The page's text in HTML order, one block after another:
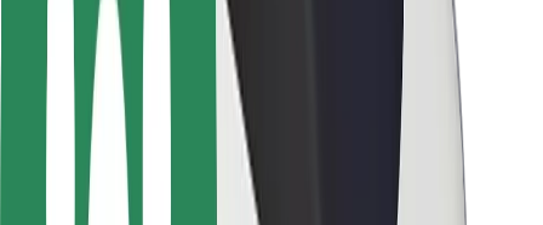
Lokációk
Városi megoldások
Repülőtér
Bolt töltőállomások
Súgó